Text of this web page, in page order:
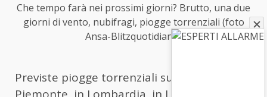
Che tempo farà nei prossimi giorni? Brutto, una due
giorni di vento, nubifragi, piogge torrenziali (foto
Ansa-Blitzquotidiano)
Previste piogge torrenziali sull’Alto
Piemonte, in Lombardia, in Liguria e in